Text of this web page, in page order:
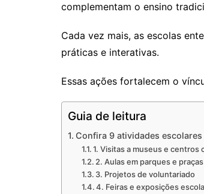
complementam o ensino
Cada vez mais, as escolas
práticas e interativas.
Essas ações fortalecem o
Guia de leitura
Confira 9 atividades
1. Visitas a museus e centros
2. Aulas em parques e praças
3. Projetos de voluntariado
4. Feiras e exposições